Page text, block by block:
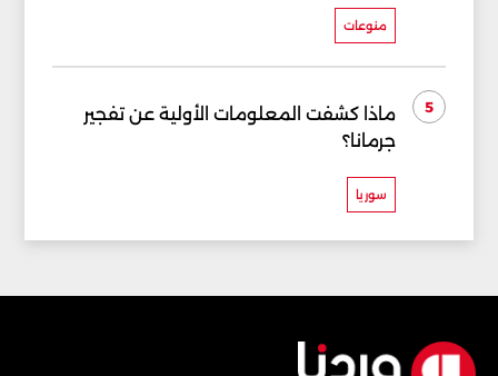
منوعات
5
ماذا كشفت المعلومات الأولية عن تفجير
جرمانا؟
سوريا